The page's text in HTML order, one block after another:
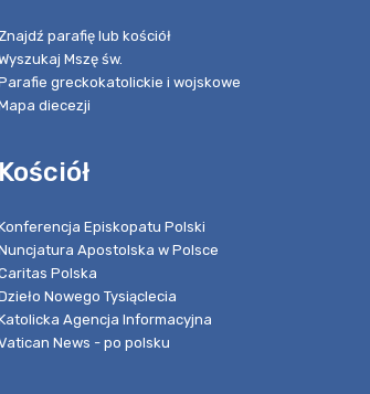
Znajdź parafię lub kościół
Mszę św.
greckokatolickie i wojskowe
diecezji
Kościół
Episkopatu Polski
Apostolska w Polsce
Polska
Nowego Tysiąclecia
Agencja Informacyjna
News - po polsku